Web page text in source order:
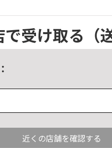
で受け取る （
近くの店舗を確認する